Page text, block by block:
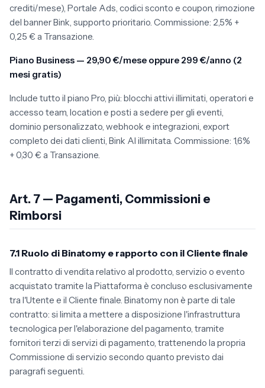
crediti/mese), Portale Ads, codici sconto e coupon, rimozione
del banner Bink, supporto prioritario. Commissione: 2,5% +
0,25 € a Transazione.
Piano Business — 29,90 €/mese oppure 299 €/anno (2
mesi gratis)
Include tutto il piano Pro, più: blocchi attivi illimitati, operatori e
accesso team, location e posti a sedere per gli eventi,
dominio personalizzato, webhook e integrazioni, export
completo dei dati clienti, Bink AI illimitata. Commissione: 1,6%
+ 0,30 € a Transazione.
Art. 7 — Pagamenti, Commissioni e
Rimborsi
7.1 Ruolo di Binatomy e rapporto con il Cliente finale
Il contratto di vendita relativo al prodotto, servizio o evento
acquistato tramite la Piattaforma è concluso esclusivamente
tra l'Utente e il Cliente finale. Binatomy non è parte di tale
contratto: si limita a mettere a disposizione l'infrastruttura
tecnologica per l'elaborazione del pagamento, tramite
fornitori terzi di servizi di pagamento, trattenendo la propria
Commissione di servizio secondo quanto previsto dai
paragrafi seguenti.